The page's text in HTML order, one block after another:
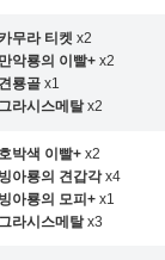
무라 티켓 x2
만악룡의 이빨+ x2
견룡골 x1
그라시스메탈x2
호박색 이빨+ x2
빙아룡의 견갑각x4
빙아룡의 모피+ x1
그라시스메탈x3